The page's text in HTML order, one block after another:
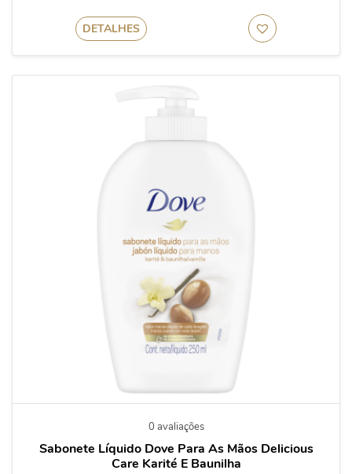
DETALHES
0 avaliações
Sabonete Líquido Dove Para As Mãos Delicious
Care Karité E Baunilha